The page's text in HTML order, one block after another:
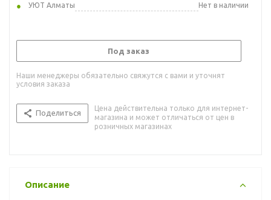
УЮТ Алматы
Нет в наличии
Под заказ
Наши менеджеры обязательно свяжутся с вами и уточнят
условия заказа
Поделиться
Цена действительна только для интернет-
магазина и может отличаться от цен в
розничных магазинах
Описание